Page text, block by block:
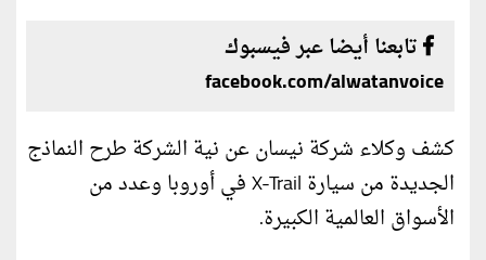
تابعنا أيضا عبر فيسبوك
facebook.com/alwatanvoice
كشف وكلاء شركة نيسان عن نية الشركة طرح النماذج
الجديدة من سيارة X-Trail في أوروبا وعدد من
الأسواق العالمية الكبيرة.